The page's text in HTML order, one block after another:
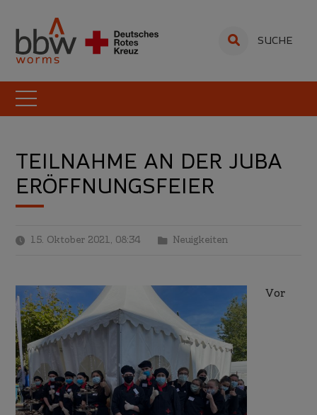
SUCHE
TEILNAHME AN DER JUBA
ERÖFFNUNGSFEIER
15. Oktober 2021, 08:34 Neuigkeiten
Vor